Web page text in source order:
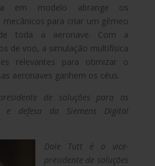
em modelo abrange os
para criar um gêmeo
toda a aeronave. Com a
de voo, a simulação multifísica
relevantes para otimizar o
aeronaves ganhem os céus.
de soluções para os
e defesa da Siemens Digital
Dale Tutt é o vice-
presidente de soluções